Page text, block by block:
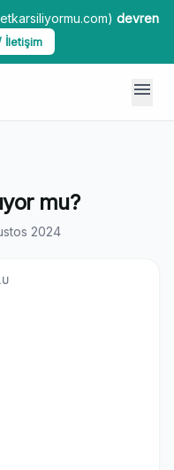
devren
İletişim
menu
mu?
2024